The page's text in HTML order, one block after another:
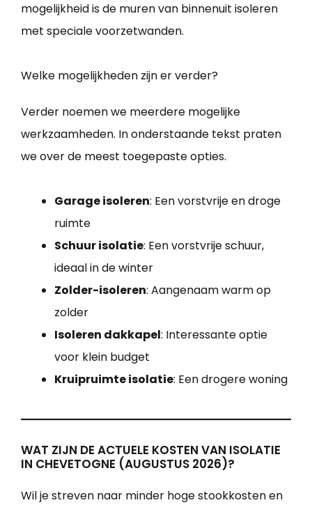
mogelijkheid is de muren van binnenuit isoleren
met speciale voorzetwanden.
Welke mogelijkheden zijn er verder?
Verder noemen we meerdere mogelijke
werkzaamheden. In onderstaande tekst praten
we over de meest toegepaste opties.
Garage isoleren: Een vorstvrije en droge
ruimte
Schuur isolatie: Een vorstvrije schuur,
ideaal in de winter
Zolder-isoleren: Aangenaam warm op
zolder
Isoleren dakkapel: Interessante optie
voor klein budget
Kruipruimte isolatie: Een drogere woning
WAT ZIJN DE ACTUELE KOSTEN VAN ISOLATIE
IN CHEVETOGNE (AUGUSTUS 2026)?
Wil je streven naar minder hoge stookkosten en